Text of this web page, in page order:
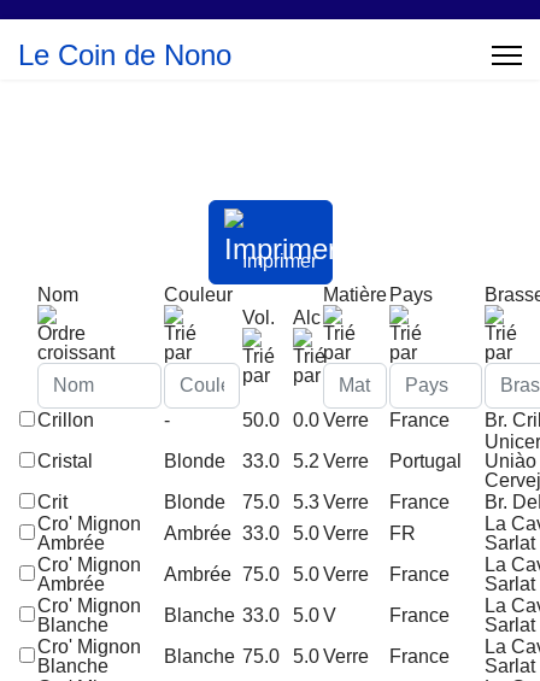
Le Coin de Nono
Imprimer
Nom
Couleur
Vol.
Alc
Matière Pays
Crillon - 50.0 0.0Verre France
Br.
Cristal
Blonde 33.0 5.2 Verre Portugal
Uniào
Crit
Blonde 75.0 5.3Verre France
Br.
Cro' Mignon
Ambrée
Ambrée 33.0 5.0Verre FR
La
Sarlat
Cro' Mignon
Ambrée
Ambrée 75.0 5.0Verre France
La
Sarlat
Cro' Mignon
Blanche
Blanche 33.0 5.0V France
La
Sarlat
Cro' Mignon
Blanche
Blanche 75.0 5.0Verre France
La
Sarlat